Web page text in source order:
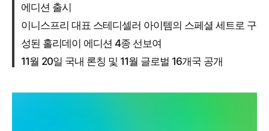
에디션 출시
이니스프리 대표 스테디셀러 아이템의 스페셜 세트로 구
성된 홀리데이 에디션 4종 선보여
11월 20일 국내 론칭 및 11월 글로벌 16개국 공개